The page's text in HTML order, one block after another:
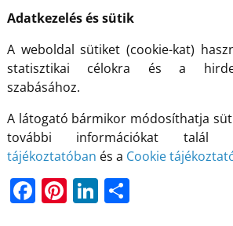
Adatkezelés és sütik
A weboldal sütiket (cookie-kat)
statisztikai célokra és a
szabásához.
A látogató bármikor módosíthatja
további információkat
tájékoztatóban és a Cookie
F Pi Li O